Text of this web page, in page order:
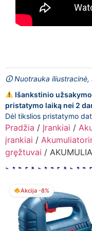
🛈 Nuotrauka iliustracinė,
Išankstinio
pristatymo laiką nei 2
Dėl tikslios pristatymo
Pradžia / Įrankiai /
įrankiai /
gręžtuvai /
Akcija -8%